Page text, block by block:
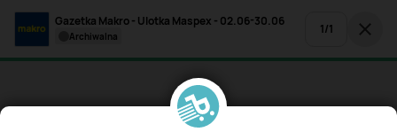
Gazetka Makro - Ulotka Maspex - 02.06-30.06
archiwalna 1/1